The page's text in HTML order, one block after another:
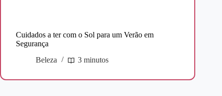
Cuidados a ter com o Sol para um Verão em
Segurança
Beleza
3 minutos